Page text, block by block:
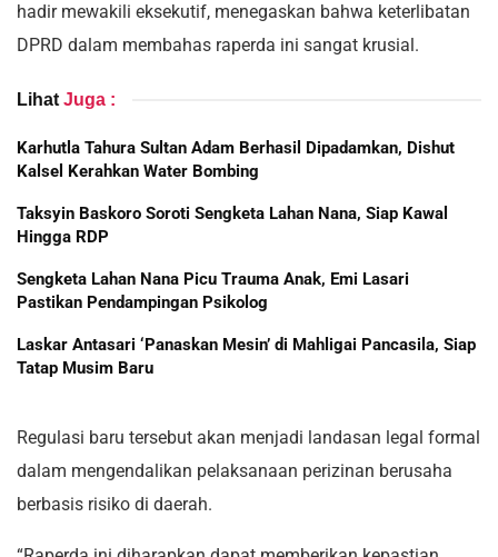
hadir mewakili eksekutif, menegaskan bahwa keterlibatan
DPRD dalam membahas raperda ini sangat krusial.
Lihat Juga :
Karhutla Tahura Sultan Adam Berhasil Dipadamkan, Dishut
Kalsel Kerahkan Water Bombing
Taksyin Baskoro Soroti Sengketa Lahan Nana, Siap Kawal
Hingga RDP
Sengketa Lahan Nana Picu Trauma Anak, Emi Lasari
Pastikan Pendampingan Psikolog
Laskar Antasari ‘Panaskan Mesin’ di Mahligai Pancasila, Siap
Tatap Musim Baru
Regulasi baru tersebut akan menjadi landasan legal formal
dalam mengendalikan pelaksanaan perizinan berusaha
berbasis risiko di daerah.